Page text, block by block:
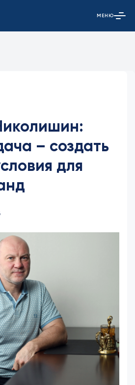
Открыть
МЕНЮ
– создать
для